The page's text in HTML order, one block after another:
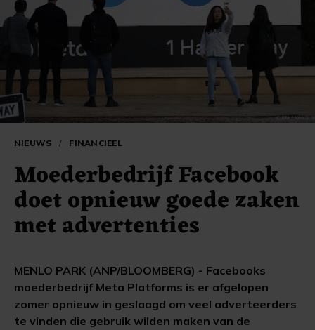
NIEUWS / FINANCIEEL
Moederbedrijf Facebook
doet opnieuw goede zaken
met advertenties
MENLO PARK (ANP/BLOOMBERG) - Facebooks
moederbedrijf Meta Platforms is er afgelopen
zomer opnieuw in geslaagd om veel adverteerders
te vinden die gebruik wilden maken van de